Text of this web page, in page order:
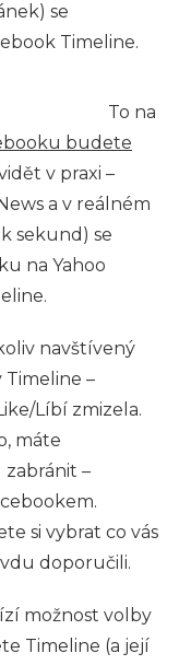
se
Timeline.
To na
budete
v praxi –
a v reálném
sekund) se
na Yahoo
navštívený
–
Líbí zmizela.
máte
–
si vybrat co vás
doporučili.
možnost volby
Timeline (a její